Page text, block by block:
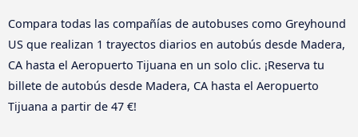
Compara todas las compañías de autobuses como Greyhound
US que realizan 1 trayectos diarios en autobús desde Madera,
CA hasta el Aeropuerto Tijuana en un solo clic. ¡Reserva tu
billete de autobús desde Madera, CA hasta el Aeropuerto
Tijuana a partir de 47 €!